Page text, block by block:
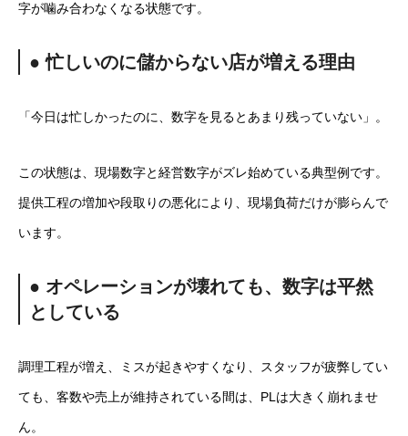
字が噛み合わなくなる状態です。
● 忙しいのに儲からない店が増える理由
「今日は忙しかったのに、数字を見るとあまり残っていない」。
この状態は、現場数字と経営数字がズレ始めている典型例です。
提供工程の増加や段取りの悪化により、現場負荷だけが膨らんで
います。
● オペレーションが壊れても、数字は平然
としている
調理工程が増え、ミスが起きやすくなり、スタッフが疲弊してい
ても、客数や売上が維持されている間は、PLは大きく崩れませ
ん。